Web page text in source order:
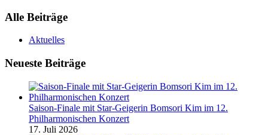
Alle Beiträge
Aktuelles
Neueste Beiträge
Saison-Finale mit Star-Geigerin Bomsori Kim im 12.
Philharmonischen Konzert
17. Juli 2026